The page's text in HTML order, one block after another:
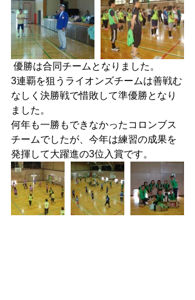
優勝は合同チームとなりました。
3連覇を狙うライオンズチームは善戦む
なしく決勝戦で惜敗して準優勝となり
ました。
何年も一勝もできなかったコロンブス
チームでしたが、今年は練習の成果を
発揮して大躍進の3位入賞です。